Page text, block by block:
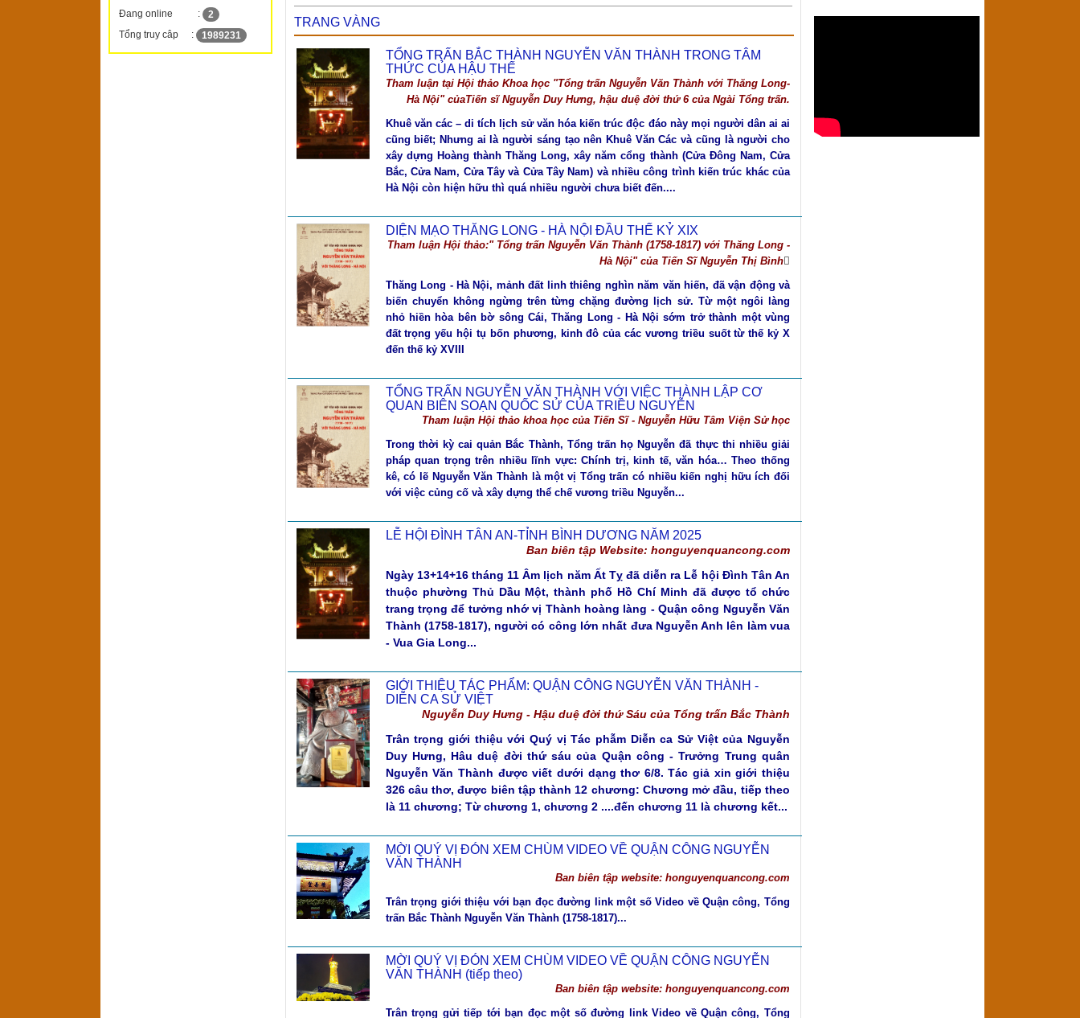
Đang online :
2
Tổng truy câp
: 1989231
TRANG VÀNG
TỔNG TRẤN BẮC THÀNH NGUYỄN VĂN THÀNH TRONG TÂM
THỨC CỦA HẬU THẾ
Tham luận tại Hội thảo Khoa học "Tổng trấn Nguyễn Văn Thành với Thăng Long-
Hà Nội" củaTiến sĩ Nguyễn Duy Hưng, hậu duệ đời thứ 6 của Ngài Tổng trấn.
Khuê văn các – di tích lịch sử văn hóa kiến trúc độc đáo này mọi người dân ai ai
cũng biết; Nhưng ai là người sáng tạo nên Khuê Văn Các và cũng là người cho
xây dựng Hoàng thành Thăng Long, xây năm cổng thành (Cửa Đông Nam, Cửa
Bắc, Cửa Nam, Cửa Tây và Cửa Tây Nam) và nhiều công trình kiến trúc khác của
Hà Nội còn hiện hữu thì quá nhiều người chưa biết đến....
DIỆN MẠO THĂNG LONG - HÀ NỘI ĐẦU THẾ KỶ XIX
Tham luận Hội thảo:" Tổng trấn Nguyễn Văn Thành (1758-1817) với Thăng Long -
Hà Nội" của Tiến Sĩ Nguyễn Thị Bình
Thăng Long - Hà Nội, mảnh đất linh thiêng nghìn năm văn hiến, đã vận động và
biến chuyển không ngừng trên từng chặng đường lịch sử. Từ một ngôi làng
nhỏ hiền hòa bên bờ sông Cái, Thăng Long - Hà Nội sớm trở thành một vùng
đất trọng yếu hội tụ bốn phương, kinh đô của các vương triều suốt từ thế kỷ X
đến thế kỷ XVIII
TỔNG TRẤN NGUYỄN VĂN THÀNH VỚI VIỆC THÀNH LẬP CƠ
QUAN BIÊN SOẠN QUỐC SỬ CỦA TRIỀU NGUYỄN
Tham luận Hội thảo khoa học của Tiến Sĩ - Nguyễn Hữu Tâm Viện Sử học
Trong thời kỳ cai quản Bắc Thành, Tổng trấn họ Nguyễn đã thực thi nhiều giải
pháp quan trọng trên nhiều lĩnh vực: Chính trị, kinh tế, văn hóa… Theo thống
kê, có lẽ Nguyễn Văn Thành là một vị Tổng trấn có nhiều kiến nghị hữu ích đối
với việc củng cố và xây dựng thể chế vương triều Nguyễn...
LỄ HỘI ĐÌNH TÂN AN-TỈNH BÌNH DƯƠNG NĂM 2025
Ban biên tập Website: honguyenquancong.com
Ngày 13+14+16 tháng 11 Âm lịch năm Ất Tỵ đã diễn ra Lễ hội Đình Tân An
thuộc phường Thủ Dầu Một, thành phố Hồ Chí Minh đã được tổ chức
trang trọng để tưởng nhớ vị Thành hoàng làng - Quận công Nguyễn Văn
Thành (1758-1817), người có công lớn nhất đưa Nguyễn Anh lên làm vua
- Vua Gia Long...
GIỚI THIỆU TÁC PHẨM: QUẬN CÔNG NGUYỄN VĂN THÀNH -
DIỄN CA SỬ VIỆT
Nguyễn Duy Hưng - Hậu duệ đời thứ Sáu của Tổng trấn Bắc Thành
Trân trọng giới thiệu với Quý vị Tác phẫm Diễn ca Sử Việt của Nguyễn
Duy Hưng, Hâu duệ đời thứ sáu của Quận công - Trưởng Trung quân
Nguyễn Văn Thành được viết dưới dạng thơ 6/8. Tác giả xin giới thiệu
326 câu thơ, được biên tập thành 12 chương: Chương mở đầu, tiếp theo
là 11 chương; Từ chương 1, chương 2 ....đến chương 11 là chương kết...
MỜI QUÝ VỊ ĐÓN XEM CHÙM VIDEO VỀ QUẬN CÔNG NGUYỄN
VĂN THÀNH
Ban biên tập website: honguyenquancong.com
Trân trọng giới thiệu với bạn đọc đường link một số Video về Quận công, Tổng
trấn Bắc Thành Nguyễn Văn Thành (1758-1817)...
MỜI QUÝ VỊ ĐÓN XEM CHÙM VIDEO VỀ QUẬN CÔNG NGUYỄN
VĂN THÀNH (tiếp theo)
Ban biên tập website: honguyenquancong.com
Trân trọng gửi tiếp tới bạn đọc một số đường link Video về Quận công, Tổng